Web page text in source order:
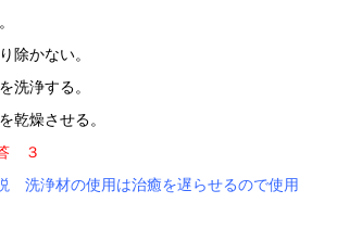
除かない。
洗浄する。
乾燥させる。
３
洗浄材の使用は治癒を遅らせるので使用